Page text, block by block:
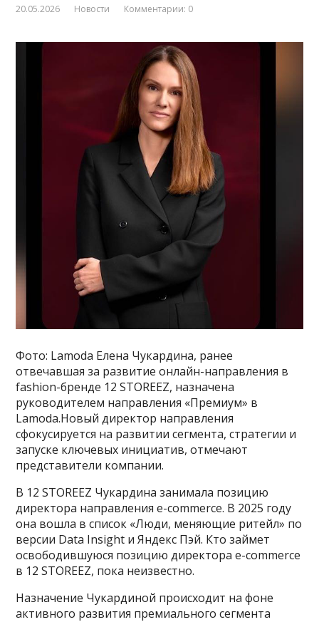
20.05.2026 Новости Комментарии: 0
Фото: Lamoda Елена Чукардина, ранее
отвечавшая за развитие онлайн-направления в
fashion-бренде 12 STOREEZ, назначена
руководителем направления «Премиум» в
Lamoda.Новый директор направления
сфокусируется на развитии сегмента, стратегии и
запуске ключевых инициатив, отмечают
представители компании.
В 12 STOREEZ Чукардина занимала позицию
директора направления e-commerce. В 2025 году
она вошла в список «Люди, меняющие ритейл» по
версии Data Insight и Яндекс Пэй. Кто займет
освободившуюся позицию директора e-commerce
в 12 STOREEZ, пока неизвестно.
Назначение Чукардиной происходит на фоне
активного развития премиального сегмента